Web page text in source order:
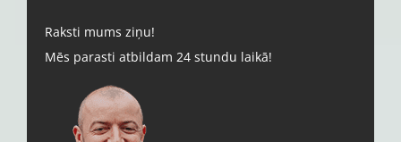
Raksti mums ziņu!
Mēs parasti atbildam 24 stundu laikā!